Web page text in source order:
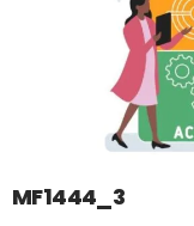
MF1444_3